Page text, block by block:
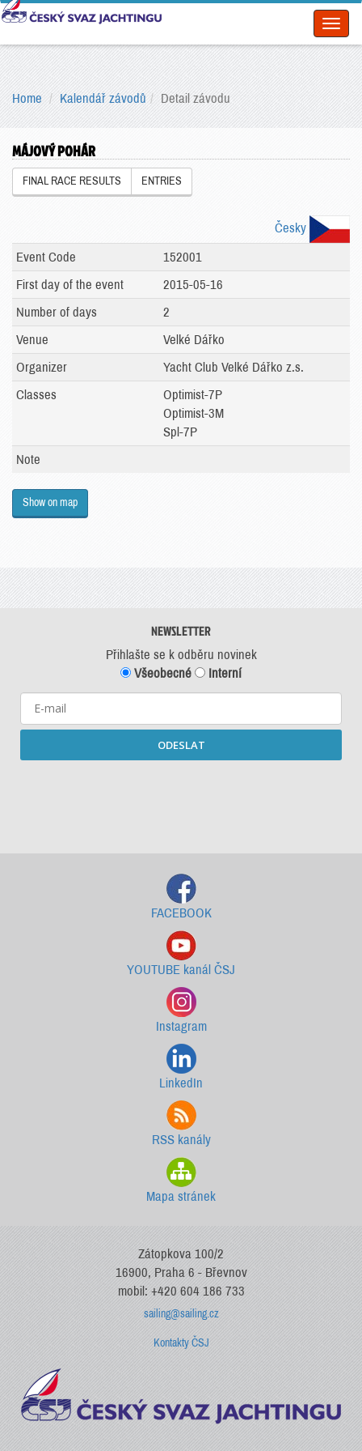
Home Kalendář závodů Detail závodu
MÁJOVÝ POHÁR
FINAL RACE RESULTS ENTRIES
Česky
Event Code
152001
First day of the event
2015-05-16
Number of days
2
Venue
Velké Dářko
Organizer
Yacht Club Velké Dářko z.s.
Classes
Optimist-7P
Optimist-3M
Spl-7P
Note
Show on map
NEWSLETTER
Přihlašte se k odběru novinek
Všeobecné
Interní
ODESLAT
FACEBOOK
YOUTUBE kanál ČSJ
Instagram
LinkedIn
RSS kanály
Mapa stránek
Zátopkova 100/2
16900, Praha 6 - Břevnov
mobil: +420 604 186 733
sailing@sailing.cz
Kontakty ČSJ